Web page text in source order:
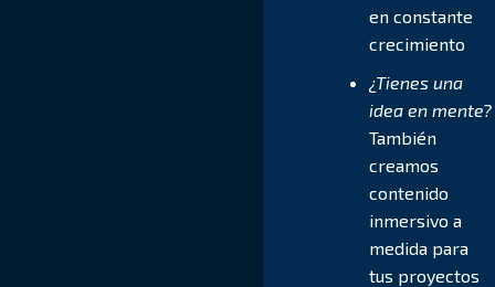
en constante
crecimiento
¿Tienes una
idea en mente?
También
creamos
contenido
inmersivo a
medida para
tus proyectos